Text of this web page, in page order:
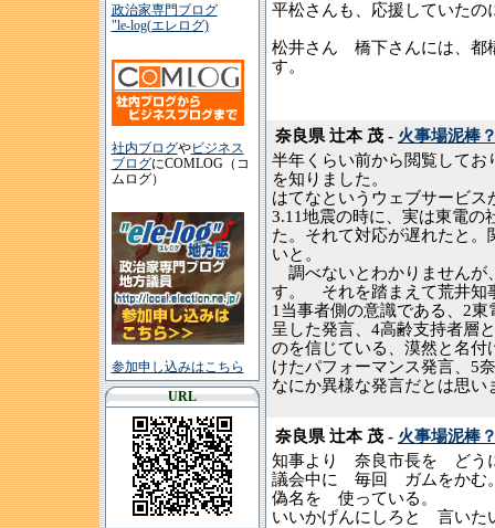
政治家専門ブログ
"le-log(エレログ)
社内ブログやビジネス
ブログにCOMLOG（コ
ムログ）
参加申し込みはこちら
URL
平松さんも、応援していたの
松井さん 橋下さんには、都
す。
奈良県 辻本 茂 - 火事場泥棒
半年くらい前から閲覧して
を知りました。
はてなというウェブサービ
3.11地震の時に、実は東電の
た。それて対応が遅れたと
いと。
調べないとわかりませんが
す。 それを踏まえて荒井知
1当事者側の意識である、2
呈した発言、4高齢支持者層
のを信じている、漠然と名
けたパフォーマンス発言、5
なにか異様な発言だとは思い
奈良県 辻本 茂 - 火事場泥棒
知事より 奈良市長を どう
議会中に 毎回 ガムをかむ
偽名を 使っている。
いいかげんにしろと 言いた